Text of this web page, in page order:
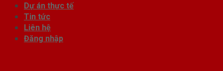
Dự án thực tế
Tin tức
Liên hệ
Đăng nhập